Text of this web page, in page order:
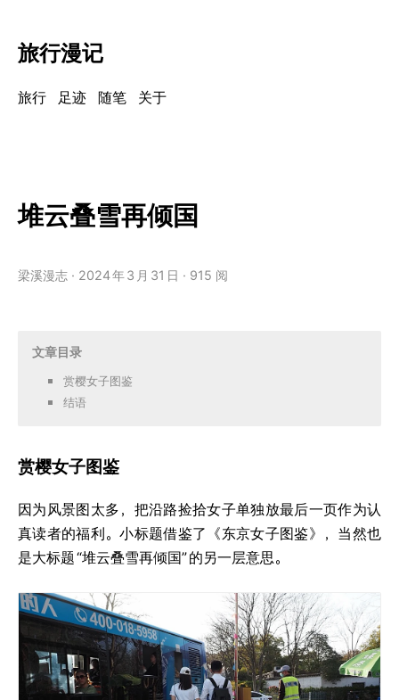
旅行漫记
旅行 足迹 随笔 关于
堆云叠雪再倾国
梁溪漫志 2024年3 月 31 日 915 阅
文章目录
赏樱女子图鉴
结语
赏樱女子图鉴
因为风景图太多，把沿路捡拾女子单独放最后一页作为认
真读者的福利。小标题借鉴了《东京女子图鉴》，当然也
是大标题“堆云叠雪再倾国”的另一层意思。